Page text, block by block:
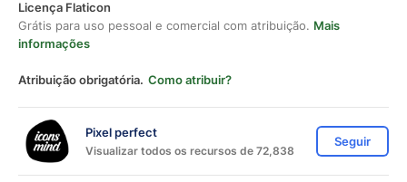
Licença Flaticon
Grátis para uso pessoal e comercial com atribuição. Mais
informações
Atribuição obrigatória. Como atribuir?
Pixel perfect
Visualizar todos os recursos de 72,838
Seguir